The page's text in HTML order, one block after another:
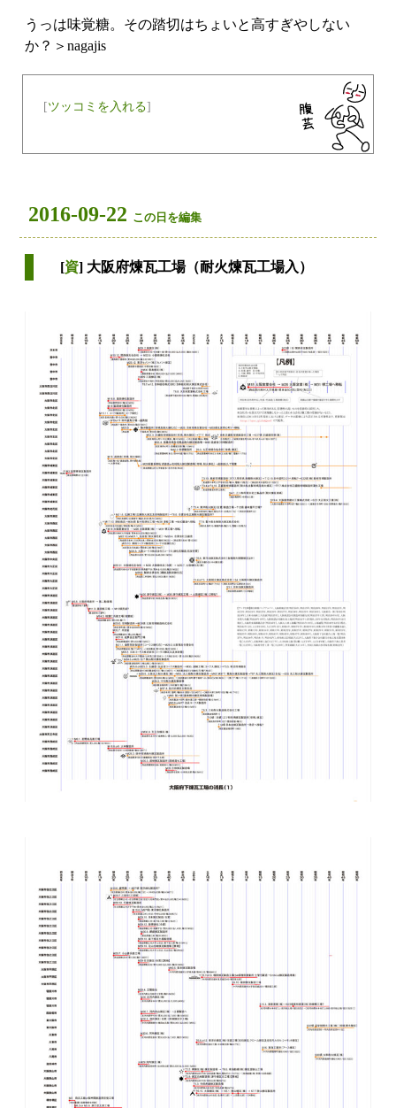
うっは味覚糖。その踏切はちょいと高すぎやしない
か？＞nagajis
[ツッコミを入れる]
2016-09-22 この日を編集
[資] 大阪府煉瓦工場（耐火煉瓦工場入）